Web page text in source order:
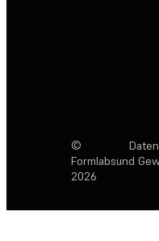
©
Formlabs
2026
und